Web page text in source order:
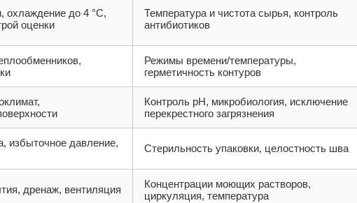
охлаждение до 4 °C,
оценки
Температура и чистота сырья, контроль
антибиотиков
Режимы времени/температуры,
герметичность контуров
Контроль pH, микробиология, исключение
перекрестного загрязнения
избыточное давление,
Стерильность упаковки, целостность шва
дренаж, вентиляция
Концентрации моющих растворов,
циркуляция, температура